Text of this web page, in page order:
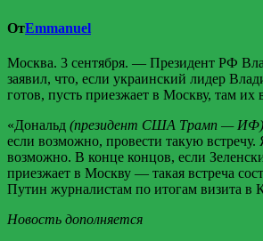
ОтEmmanuel
Москва. 3 сентября. — Президент РФ
заявил, что, если украинский лидер
готов, пусть приезжает в Москву, там их
«Дональд (президент США Трамп — ИФ)
если возможно, провести такую встречу.
возможно. В конце концов, если
приезжает в Москву — такая встреча
Путин журналистам по итогам визита в
Новость дополняется